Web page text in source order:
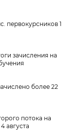
первокурсников 1
зачисления на
более 22
потока на
августа